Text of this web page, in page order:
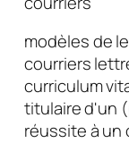
modèles de
courriers
curriculum
titulaire d'un
réussite à un